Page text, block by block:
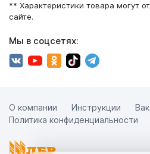
** Характеристики товара могут
сайте.
Мы в соцсетях:
О компании Инструкции
Политика конфиденциальности